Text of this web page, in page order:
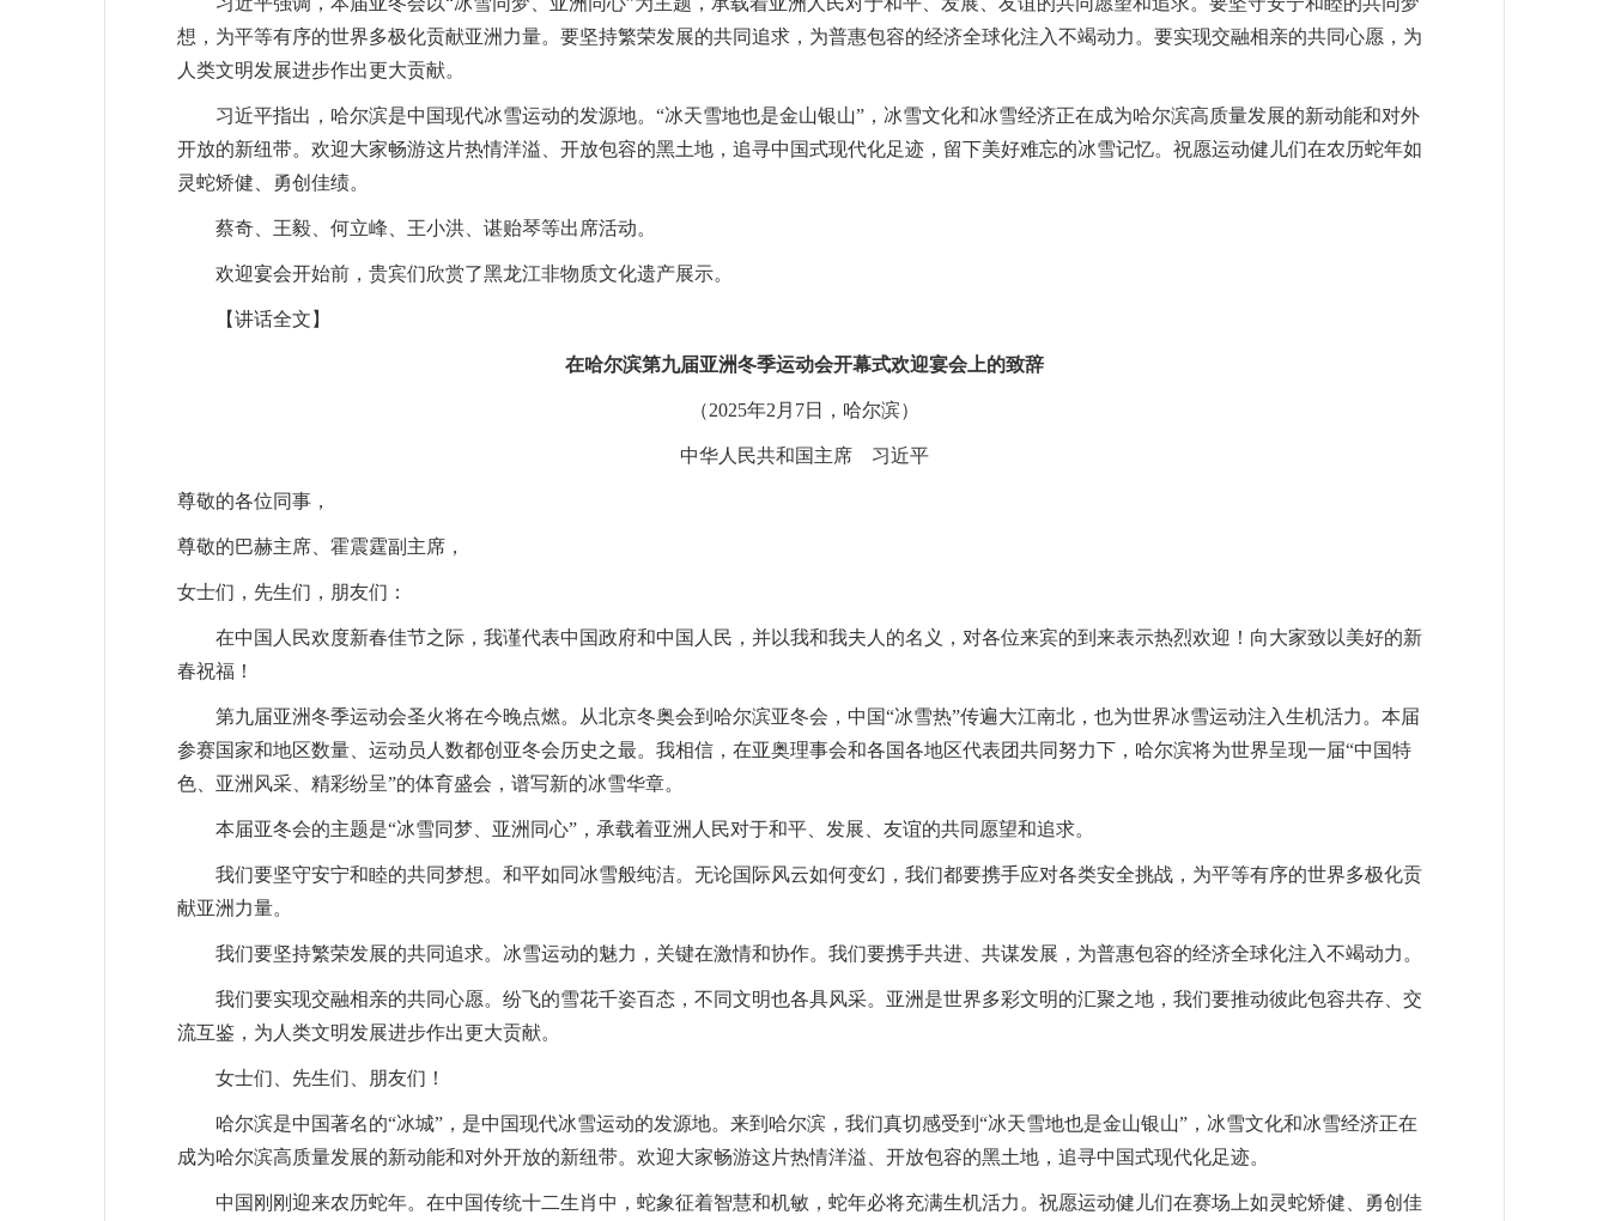
想，为平等有序的世界多极化贡献亚洲力量。要坚持繁荣发展的共同追求，为普惠包容的经济全球化注入不竭动力。要实现交融相亲的共同心愿，为
人类文明发展进步作出更大贡献。
习近平指出，哈尔滨是中国现代冰雪运动的发源地。“冰天雪地也是金山银山”，冰雪文化和冰雪经济正在成为哈尔滨高质量发展的新动能和对外
开放的新纽带。欢迎大家畅游这片热情洋溢、开放包容的黑土地，追寻中国式现代化足迹，留下美好难忘的冰雪记忆。祝愿运动健儿们在农历蛇年如
灵蛇矫健、勇创佳绩。
蔡奇、王毅、何立峰、王小洪、谌贻琴等出席活动。
欢迎宴会开始前，贵宾们欣赏了黑龙江非物质文化遗产展示。
【讲话全文】
在哈尔滨第九届亚洲冬季运动会开幕式欢迎宴会上的致辞
（2025年2月7日，哈尔滨）
中华人民共和国主席 习近平
尊敬的各位同事，
尊敬的巴赫主席、霍震霆副主席，
女士们，先生们，朋友们：
在中国人民欢度新春佳节之际，我谨代表中国政府和中国人民，并以我和我夫人的名义，对各位来宾的到来表示热烈欢迎！向大家致以美好的新
春祝福！
第九届亚洲冬季运动会圣火将在今晚点燃。从北京冬奥会到哈尔滨亚冬会，中国“冰雪热”传遍大江南北，也为世界冰雪运动注入生机活力。本届
参赛国家和地区数量、运动员人数都创亚冬会历史之最。我相信，在亚奥理事会和各国各地区代表团共同努力下，哈尔滨将为世界呈现一届“中国特
色、亚洲风采、精彩纷呈”的体育盛会，谱写新的冰雪华章。
本届亚冬会的主题是“冰雪同梦、亚洲同心”，承载着亚洲人民对于和平、发展、友谊的共同愿望和追求。
我们要坚守安宁和睦的共同梦想。和平如同冰雪般纯洁。无论国际风云如何变幻，我们都要携手应对各类安全挑战，为平等有序的世界多极化贡
献亚洲力量。
我们要坚持繁荣发展的共同追求。冰雪运动的魅力，关键在激情和协作。我们要携手共进、共谋发展，为普惠包容的经济全球化注入不竭动力。
我们要实现交融相亲的共同心愿。纷飞的雪花千姿百态，不同文明也各具风采。亚洲是世界多彩文明的汇聚之地，我们要推动彼此包容共存、交
流互鉴，为人类文明发展进步作出更大贡献。
女士们、先生们、朋友们！
哈尔滨是中国著名的“冰城”，是中国现代冰雪运动的发源地。来到哈尔滨，我们真切感受到“冰天雪地也是金山银山”，冰雪文化和冰雪经济正在
成为哈尔滨高质量发展的新动能和对外开放的新纽带。欢迎大家畅游这片热情洋溢、开放包容的黑土地，追寻中国式现代化足迹。
中国刚刚迎来农历蛇年。在中国传统十二生肖中，蛇象征着智慧和机敏，蛇年必将充满生机活力。祝愿运动健儿们在赛场上如灵蛇矫健、勇创佳